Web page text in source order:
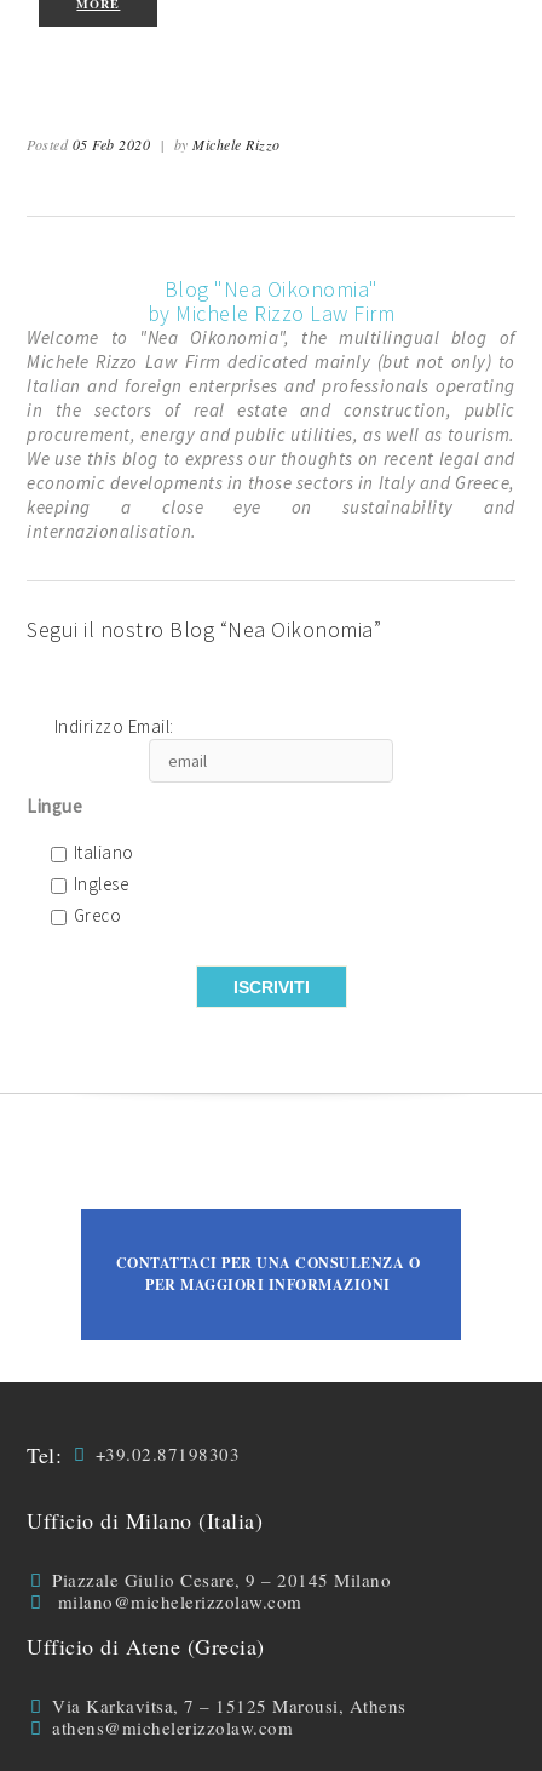
MORE
Posted05 Feb 2020 | byMichele Rizzo
Blog "Nea Oikonomia"
by Michele Rizzo Law Firm
Welcome to "Nea Oikonomia", the multilingual blog of
Michele Rizzo Law Firm dedicated mainly (but not only) to
Italian and foreign enterprises and professionals operating
in the sectors of real estate and construction, public
procurement, energy and public utilities, as well as tourism.
We use this blog to express our thoughts on recent legal and
economic developments in those sectors in Italy and Greece,
keeping a close eye on sustainability and
internazionalisation.
Segui il nostro Blog “Nea Oikonomia”
Indirizzo Email:
Lingue
Italiano
Inglese
Greco
CONTATTACI PER UNA CONSULENZA O
PER MAGGIORI INFORMAZIONI
Tel: +39.02.87198303
Ufficio di Milano (Italia)
Piazzale Giulio Cesare, 9 – 20145 Milano
milano@michelerizzolaw.com
Ufficio di Atene (Grecia)
Via Karkavitsa, 7 – 15125 Marousi, Athens
athens@michelerizzolaw.com